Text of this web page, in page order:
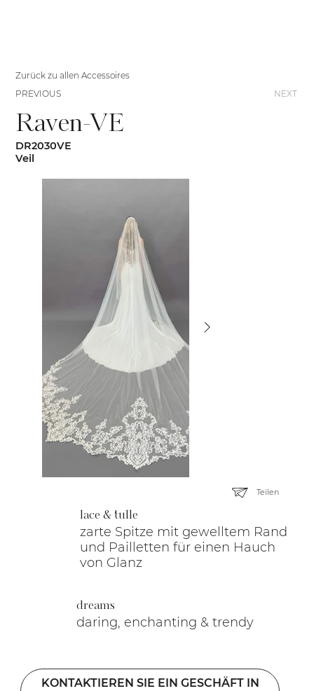
lace & tulle
zarte Spitze mit gewelltem Rand
und Pailletten für einen Hauch
von Glanz
dreams
daring, enchanting & trendy
KONTAKTIEREN SIE EIN GESCHÄFT IN
Raven-VE
DR2030VE
Veil
Teilen
NEXT
Zurück zu allen Accessoires
PREVIOUS